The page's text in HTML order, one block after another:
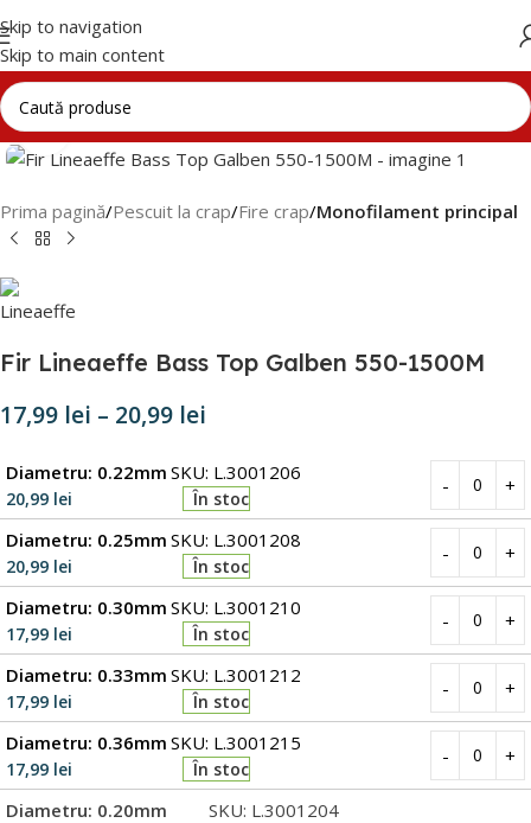
Skip to navigation
Skip to main content
Click to enlarge
Prima pagină Pescuit la crap Fire crap Monofilament principal
Fir Lineaeffe Bass Top Galben 550-1500M
17,99 lei – 20,99 lei
Diametru: 0.20mm SKU: L.3001204
Diametru: 0.22mm
20,99 lei În stoc
SKU: L.3001206
Diametru: 0.25mm
20,99 lei În stoc
SKU: L.3001208
Diametru: 0.30mm
17,99 lei În stoc
SKU: L.3001210
Diametru: 0.33mm
17,99 lei În stoc
SKU: L.3001212
Diametru: 0.36mm
17,99 lei În stoc
SKU: L.3001215